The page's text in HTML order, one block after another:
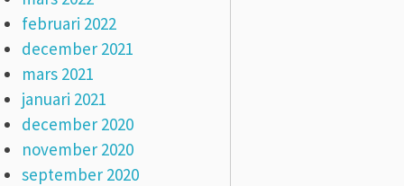
februari 2022
december 2021
mars 2021
januari 2021
december 2020
november 2020
september 2020